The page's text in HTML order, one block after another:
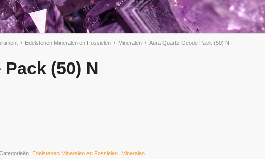
/ Edelstenen Mineralen en Fossielen / Mineralen / Aura Quartz Geode Pack (50) N
(50) N
Edelstenen Mineralen en Fossielen Mineralen